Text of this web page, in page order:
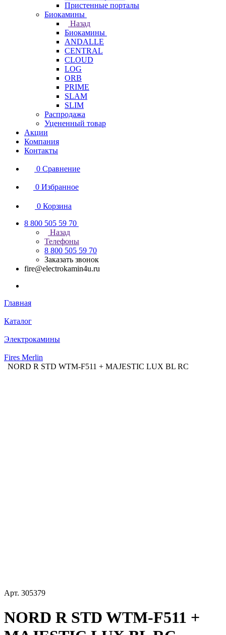
Пристенные порталы
Биокамины
Назад
Биокамины
ANDALLE
CENTRAL
CLOUD
LOG
ORB
PRIME
SLAM
SLIM
Распродажа
Уцененный товар
Акции
Компания
Контакты
0 Сравнение
0 Избранное
0 Корзина
8 800 505 59 70
Назад
Телефоны
8 800 505 59 70
Заказать звонок
fire@electrokamin4u.ru
Главная
Каталог
Электрокамины
Fires Merlin
NORD R STD WTM-F511 + MAJESTIC LUX BL RC
Арт. 305379
NORD R STD WTM-F511 +